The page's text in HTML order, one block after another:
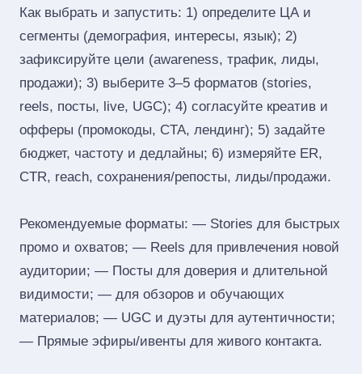
Как выбрать и запустить: 1) определите ЦА и
сегменты (демография, интересы, язык); 2)
зафиксируйте цели (awareness, трафик, лиды,
продажи); 3) выберите 3–5 форматов (stories,
reels, посты, live, UGC); 4) согласуйте креатив и
офферы (промокоды, CTA, лендинг); 5) задайте
бюджет, частоту и дедлайны; 6) измеряйте ER,
CTR, reach, сохранения/репосты, лиды/продажи.
Рекомендуемые форматы: — Stories для быстрых
промо и охватов; — Reels для привлечения новой
аудитории; — Посты для доверия и длительной
видимости; — для обзоров и обучающих
материалов; — UGC и дуэты для аутентичности;
— Прямые эфиры/ивенты для живого контакта.